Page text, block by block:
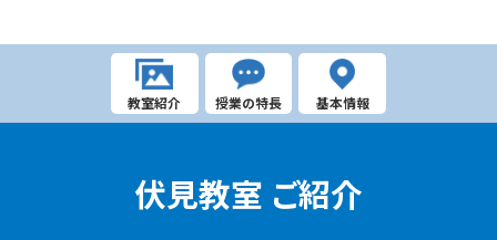
教材を、いつまでに取り組めば合格できる
のか提示します。
教室紹介 授業の特長 基本情報
伏見​教室 ご紹介